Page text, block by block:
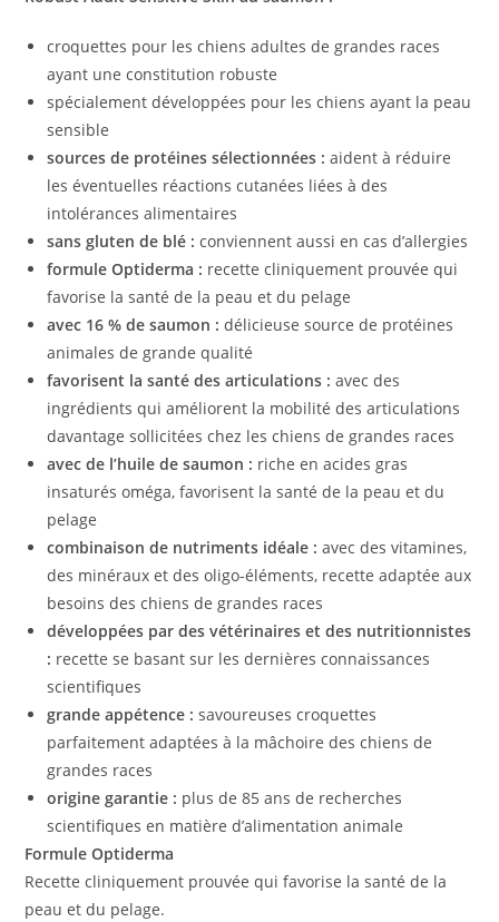
croquettes pour les chiens adultes de grandes races
ayant une constitution robuste
spécialement développées pour les chiens ayant la peau
sensible
sources de protéines sélectionnées : aident à réduire
les éventuelles réactions cutanées liées à des
intolérances alimentaires
sans gluten de blé : conviennent aussi en cas d’allergies
formule Optiderma : recette cliniquement prouvée qui
favorise la santé de la peau et du pelage
avec 16 % de saumon : délicieuse source de protéines
animales de grande qualité
favorisent la santé des articulations : avec des
ingrédients qui améliorent la mobilité des articulations
davantage sollicitées chez les chiens de grandes races
avec de l’huile de saumon : riche en acides gras
insaturés oméga, favorisent la santé de la peau et du
pelage
combinaison de nutriments idéale : avec des vitamines,
des minéraux et des oligo-éléments, recette adaptée aux
besoins des chiens de grandes races
développées par des vétérinaires et des nutritionnistes
: recette se basant sur les dernières connaissances
scientifiques
grande appétence :savoureuses croquettes
parfaitement adaptées à la mâchoire des chiens de
grandes races
origine garantie : plus de 85 ans de recherches
scientifiques en matière d’alimentation animale
Formule Optiderma
Recette cliniquement prouvée qui favorise la santé de la
peau et du pelage.